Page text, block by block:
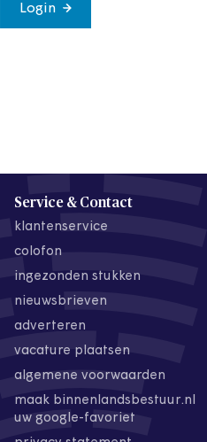
Login
Service & Contact
klantenservice
colofon
ingezonden stukken
nieuwsbrieven
adverteren
vacature plaatsen
algemene voorwaarden
maak binnenlandsbestuur.nl
uw google-favoriet